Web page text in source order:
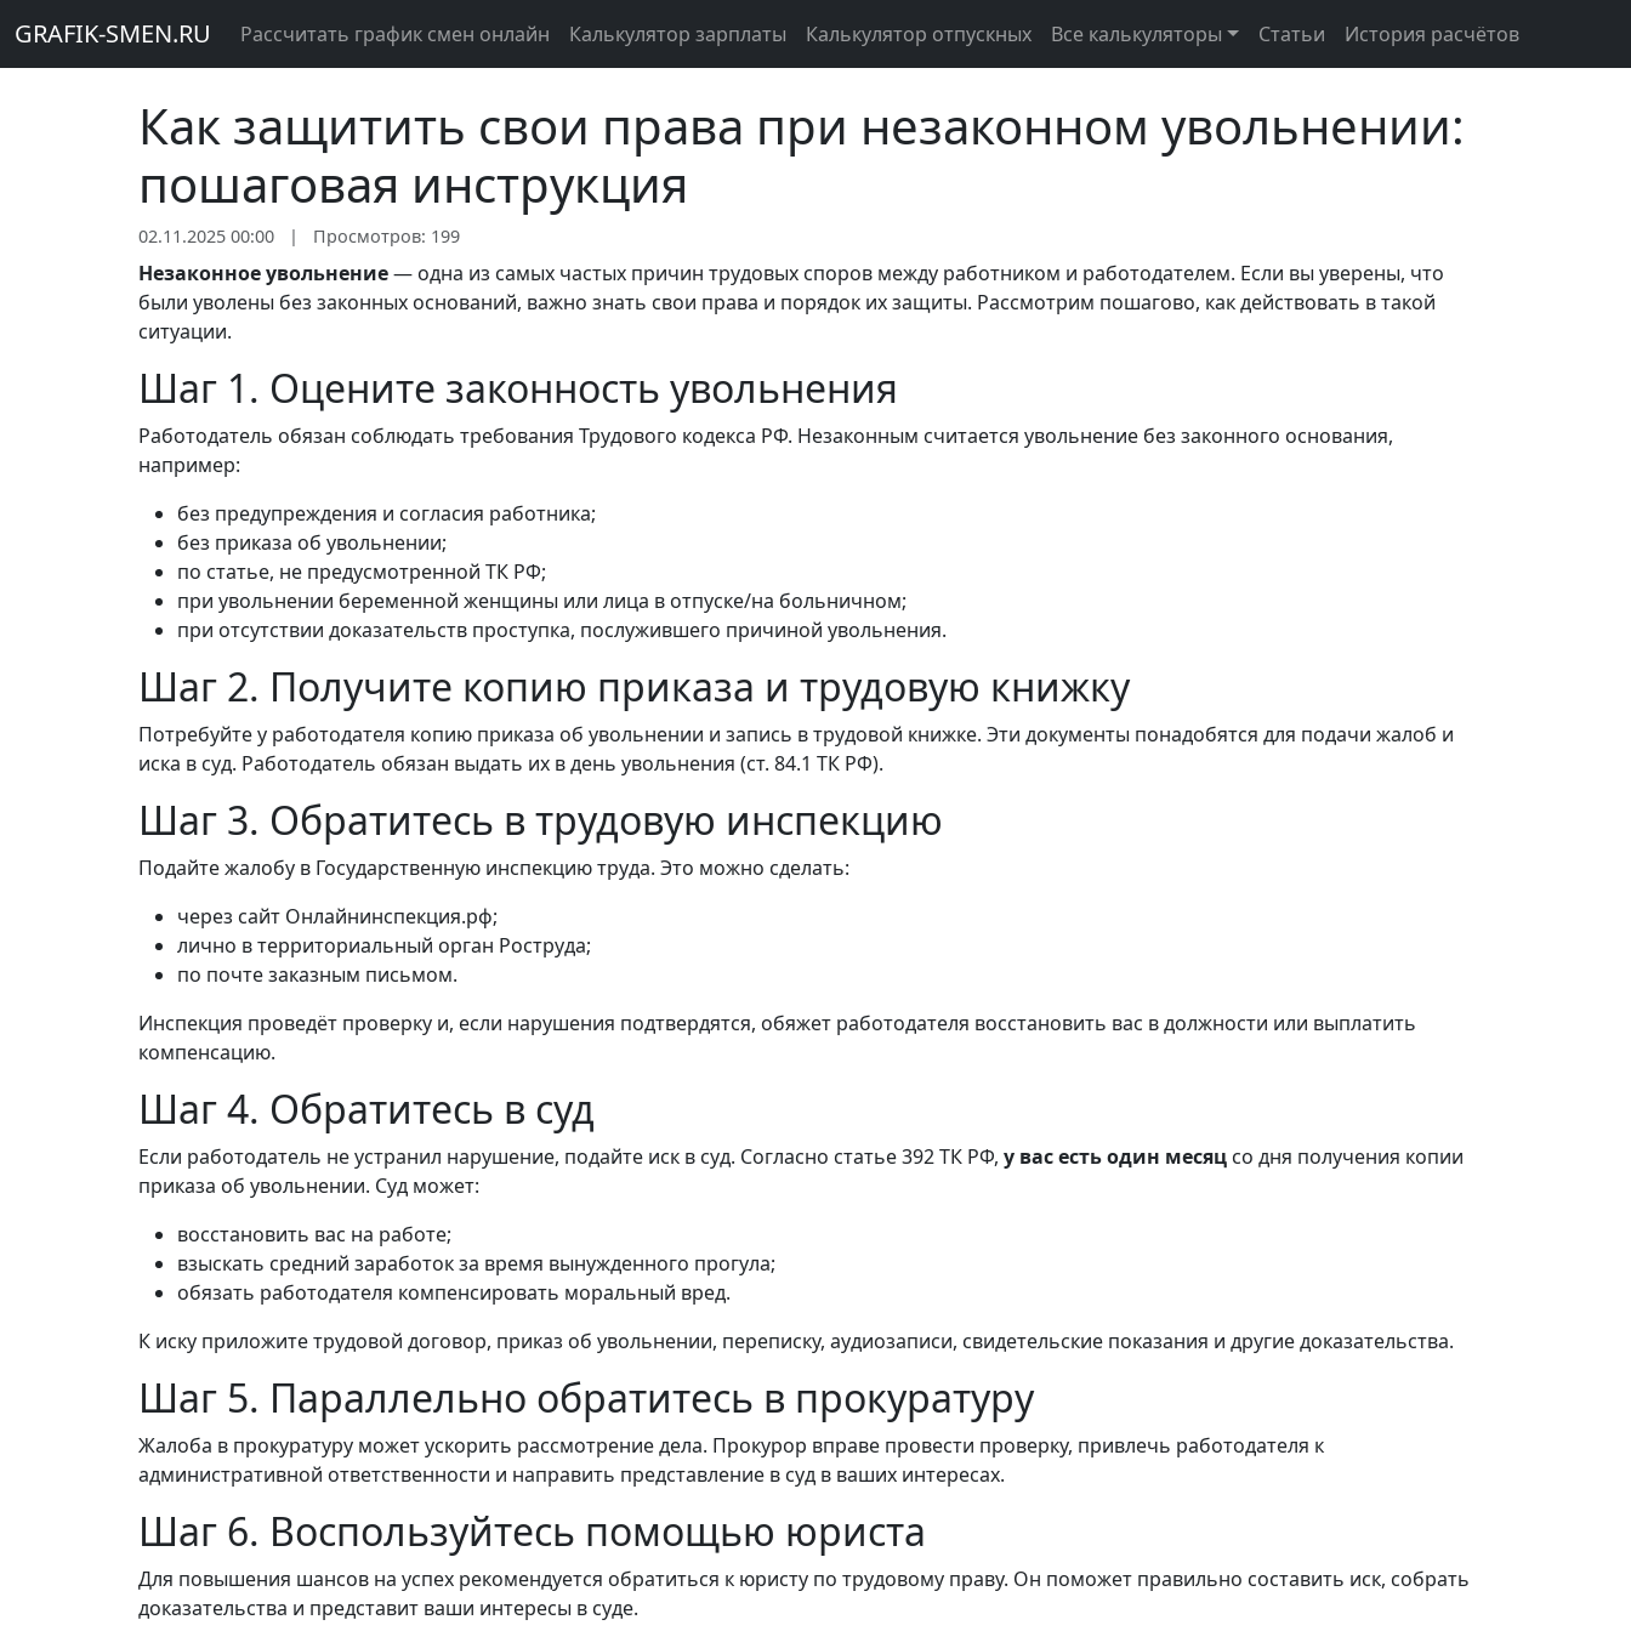
GRAFIK-SMEN.RU Рассчитать график смен онлайн Калькулятор зарплаты Калькулятор отпускных Все калькуляторы Статьи История расчётов
Как защитить свои права при незаконном увольнении:
пошаговая инструкция
02.11.2025 00:00 | Просмотров: 199
Незаконное увольнение— одна из самых частых причин трудовых споров между работником и работодателем. Если вы уверены, что
были уволены без законных оснований, важно знать свои права и порядок их защиты. Рассмотрим пошагово, как действовать в такой
ситуации.
Шаг 1. Оцените законность увольнения
Работодатель обязан соблюдать требования Трудового кодекса РФ. Незаконным считается увольнение без законного основания,
например:
без предупреждения и согласия работника;
без приказа об увольнении;
по статье, не предусмотренной ТК РФ;
при увольнении беременной женщины или лица в отпуске/на больничном;
при отсутствии доказательств проступка, послужившего причиной увольнения.
Шаг 2. Получите копию приказа и трудовую книжку
Потребуйте у работодателя копию приказа об увольнении и запись в трудовой книжке. Эти документы понадобятся для подачи жалоб и
иска в суд. Работодатель обязан выдать их в день увольнения (ст. 84.1 ТК РФ).
Шаг 3. Обратитесь в трудовую инспекцию
Подайте жалобу в Государственную инспекцию труда. Это можно сделать:
через сайт Онлайнинспекция.рф;
лично в территориальный орган Роструда;
по почте заказным письмом.
Инспекция проведёт проверку и, если нарушения подтвердятся, обяжет работодателя восстановить вас в должности или выплатить
компенсацию.
Шаг 4. Обратитесь в суд
Если работодатель не устранил нарушение, подайте иск в суд. Согласно статье 392 ТК РФ, у вас есть один месяц со дня получения копии
приказа об увольнении. Суд может:
восстановить вас на работе;
взыскать средний заработок за время вынужденного прогула;
обязать работодателя компенсировать моральный вред.
К иску приложите трудовой договор, приказ об увольнении, переписку, аудиозаписи, свидетельские показания и другие доказательства.
Шаг 5. Параллельно обратитесь в прокуратуру
Жалоба в прокуратуру может ускорить рассмотрение дела. Прокурор вправе провести проверку, привлечь работодателя к
административной ответственности и направить представление в суд в ваших интересах.
Шаг 6. Воспользуйтесь помощью юриста
Для повышения шансов на успех рекомендуется обратиться к юристу по трудовому праву. Он поможет правильно составить иск, собрать
доказательства и представит ваши интересы в суде.